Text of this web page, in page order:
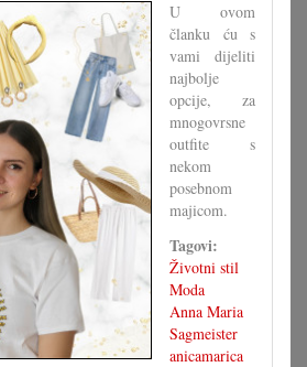
U ovom
članku ću s
vami dijeliti
najbolje
opcije, za
mnogovrsne
outfite s
nekom
posebnom
majicom.
Tagovi:
Životni stil
Moda
Anna Maria
Sagmeister
anicamarica